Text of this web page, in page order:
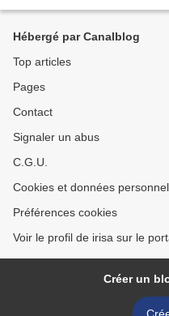
Hébergé par Canalblog
Top articles
Pages
Contact
Signaler un abus
C.G.U.
Cookies et données
Préférences cookies
Voir le profil de irisa sur le
Créer un